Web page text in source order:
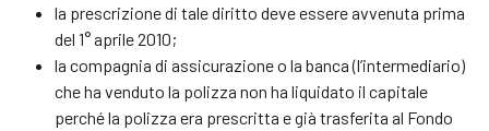
la prescrizione di tale diritto deve essere avvenuta prima
del 1° aprile 2010;
la compagnia di assicurazione o la banca (l’intermediario)
che ha venduto la polizza non ha liquidato il capitale
perché la polizza era prescritta e già trasferita al Fondo